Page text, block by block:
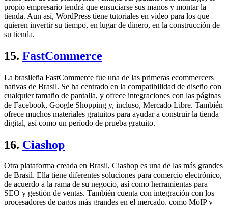
propio empresario tendrá que ensuciarse sus manos y montar la
tienda. Aun así, WordPress tiene tutoriales en video para los que
quieren invertir su tiempo, en lugar de dinero, en la construcción de
su tienda.
15. FastCommerce
La brasileña FastCommerce fue una de las primeras ecommercers
nativas de Brasil. Se ha centrado en la compatibilidad de diseño con
cualquier tamaño de pantalla, y ofrece integraciones con las páginas
de Facebook, Google Shopping y, incluso, Mercado Libre. También
ofrece muchos materiales gratuitos para ayudar a construir la tienda
digital, así como un período de prueba gratuito.
16. Ciashop
Otra plataforma creada en Brasil, Ciashop es una de las más grandes
de Brasil. Ella tiene diferentes soluciones para comercio electrónico,
de acuerdo a la rama de su negocio, así como herramientas para
SEO y gestión de ventas. También cuenta con integración con los
procesadores de pagos más grandes en el mercado, como MoIP y